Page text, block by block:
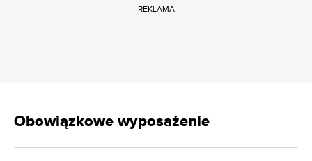
REKLAMA
Obowiązkowe wyposażenie